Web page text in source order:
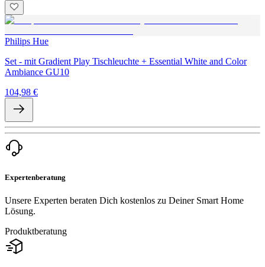
Philips Hue
Set - mit Gradient Play Tischleuchte + Essential White and Color
Ambiance GU10
104,98 €
Expertenberatung
Unsere Experten beraten Dich kostenlos zu Deiner Smart Home
Lösung.
Produktberatung